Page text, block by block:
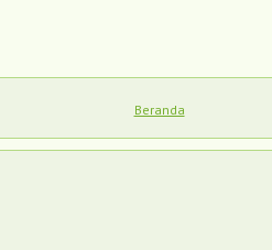
Beranda